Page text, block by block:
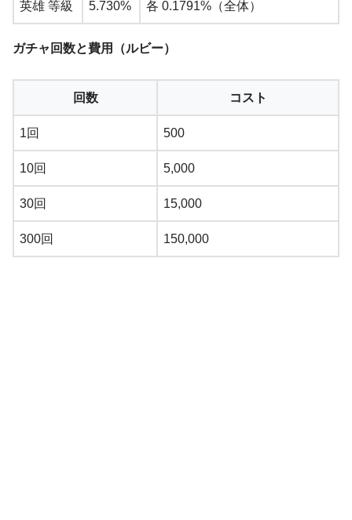
英雄 等級 5.730% 各 0.1791%（全体）
ガチャ回数と費用（ルビー）
回数 コスト
1回 500
10回 5,000
30回 15,000
300回 150,000